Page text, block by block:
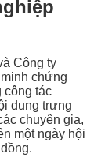
Công ty
chứng
công tác
dung trưng
chuyên gia,
một ngày hội